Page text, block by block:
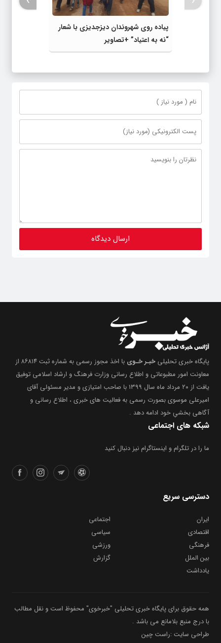
پیاده روی شهروندان دیزجدیزی با شعار
“نه به اعتیاد” +تصاویر
پایگاه خبری تحلیلیخبـر خـوی
معاونت امور مطبوعاتی و اطلاع رسانی وزارت فرهنگ و ارشاد اسلامی توفیق
یافت از ۲۰ مرداد ماه سال ۱۳۹۹ با صاحب امتیازی و مدیر مسئولی آقای
امیرعلی موسوی بصورت رسمی به فعالیت های خبری ، اطلاع رسانی و
آگاهی بخشیِ خود ادامه دهد .
شبکه های اجتماعی
اقتصادی
سیاسی
فرهنگی
ورزشی
بین الملل
گزارش
یادداشت
با درج منبع بلامانع می باشد .
طراحی سایت :راست چین